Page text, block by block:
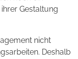
Gestaltung
nicht
Deshalb